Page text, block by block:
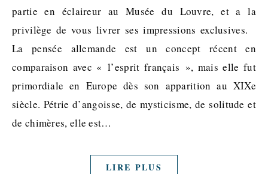
partie en éclaireur au Musée du Louvre, et a la
privilège de vous livrer ses impressions exclusives.
La pensée allemande est un concept récent en
comparaison avec « l’esprit français », mais elle fut
primordiale en Europe dès son apparition au XIXe
siècle. Pétrie d’angoisse, de mysticisme, de solitude et
de chimères, elle est…
LIRE PLUS